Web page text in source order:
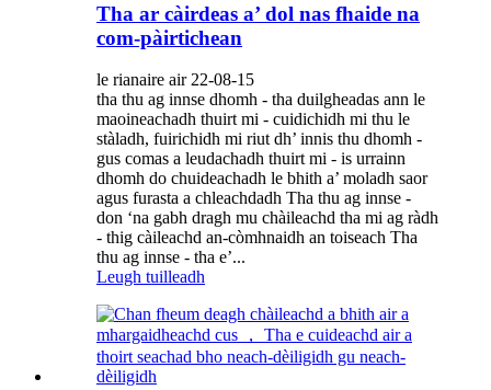
Tha ar càirdeas a’ dol nas fhaide na
com-pàirtichean
le rianaire air 22-08-15
tha thu ag innse dhomh - tha duilgheadas ann le
maoineachadh thuirt mi - cuidichidh mi thu le
stàladh, fuirichidh mi riut dh’ innis thu dhomh -
gus comas a leudachadh thuirt mi - is urrainn
dhomh do chuideachadh le bhith a’ moladh saor
agus furasta a chleachdadh Tha thu ag innse -
don ‘na gabh dragh mu chàileachd tha mi ag ràdh
- thig càileachd an-còmhnaidh an toiseach Tha
thu ag innse - tha e’...
Leugh tuilleadh